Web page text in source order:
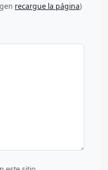
recargue la página)